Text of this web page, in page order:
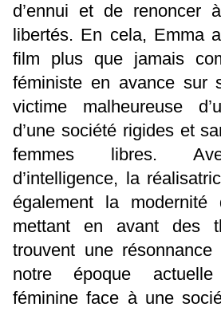
d’ennui et de renoncer
libertés. En cela, Emma
film plus que jamais
féministe en avance sur
victime malheureuse
d’une société rigides et
femmes libres.
d’intelligence, la
également la
mettant en avant des
trouvent une résonnance
notre époque
féminine face à une